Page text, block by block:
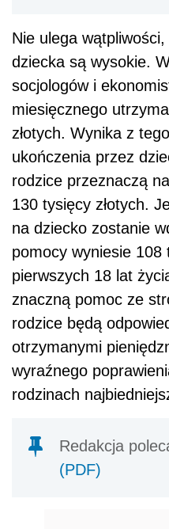
Nie ulega wątpliwości,
dziecka są wysokie.
socjologów i
miesięcznego
złotych. Wynika z
ukończenia przez
rodzice przeznaczą
130 tysięcy złotych.
na dziecko zostanie
pomocy wyniesie 108
pierwszych 18 lat
znaczną pomoc ze
rodzice będą
otrzymanymi
wyraźnego
rodzinach
Redakcja
(PDF)